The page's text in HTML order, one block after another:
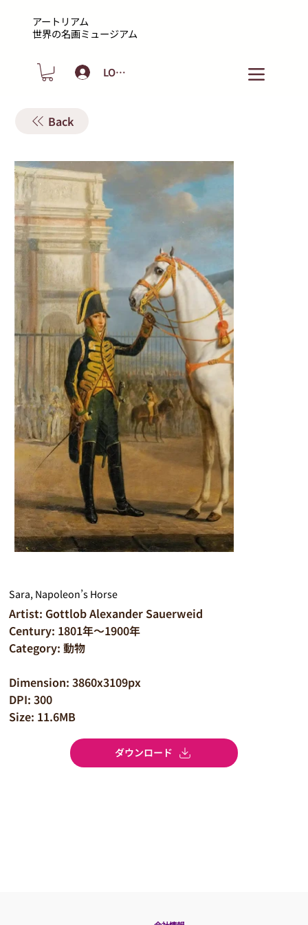
アートリアム
​世界の名画ミュージアム
LOGIN
Back
Sara, Napoleon’s Horse
Artist: Gottlob Alexander Sauerweid
Century: 1801年～1900年
Category: 動物
Dimension: 3860x3109px
DPI: 300
Size: 11.6MB
ダウンロード